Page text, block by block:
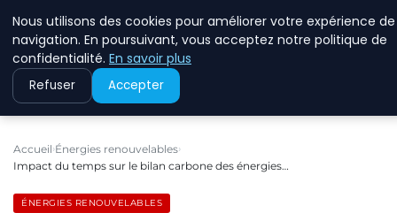
Accueil Énergies renouvelables
Impact du temps sur le bilan carbone des énergies…
ÉNERGIES RENOUVELABLES
Nous utilisons des cookies pour améliorer votre expérience de
navigation. En poursuivant, vous acceptez notre politique de
confidentialité. En savoir plus
Refuser Accepter